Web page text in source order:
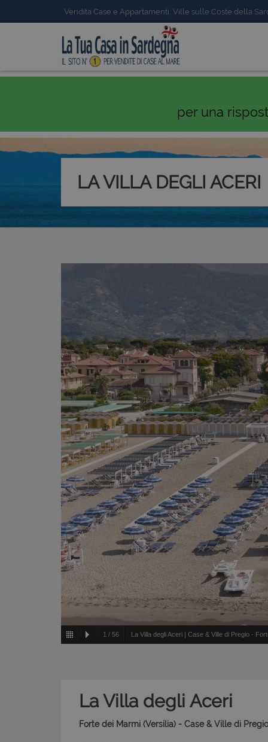
Vendita Case e Appartamenti, Ville sulle Coste della
per una
LA VILLA DEGLI ACERI
1 / 56 La Villa degli Aceri | Case & Ville di Pregio -
La Villa degli Aceri
Forte dei Marmi (Versilia) - Case & Ville di Pregio